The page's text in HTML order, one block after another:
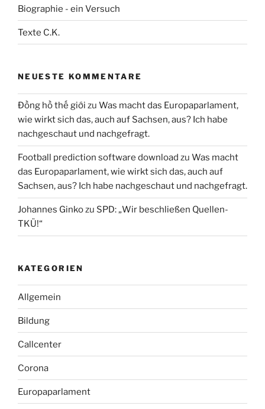
Biographie - ein Versuch
Texte C.K.
NEUESTE KOMMENTARE
Đồng hồ thế giới zu Was macht das Europaparlament,
wie wirkt sich das, auch auf Sachsen, aus? Ich habe
nachgeschaut und nachgefragt.
Football prediction software download zu Was macht
das Europaparlament, wie wirkt sich das, auch auf
Sachsen, aus? Ich habe nachgeschaut und nachgefragt.
Johannes Ginkozu SPD: „Wir beschließen Quellen-
TKÜ!“
KATEGORIEN
Allgemein
Bildung
Callcenter
Corona
Europaparlament